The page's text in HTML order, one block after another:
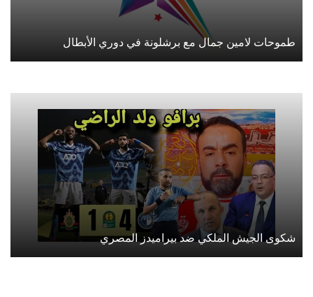
طموحات لامين جمال مع برشلونة في دوري الأبطال
شكوى الجيش الملكي ضد بيراميدز المصري